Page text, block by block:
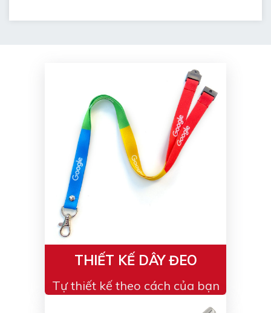
THIẾT KẾ DÂY ĐEO
Tự thiết kế theo cách của bạn